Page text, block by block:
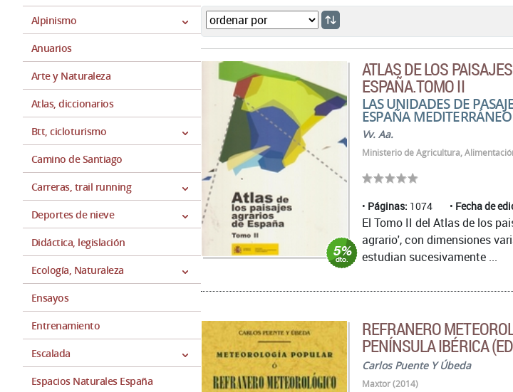
Alpinismo
Anuarios
Arte y Naturaleza
Atlas, diccionarios
Btt, cicloturismo
Camino de Santiago
Carreras, trail running
Deportes de nieve
Didáctica, legislación
Ecología, Naturaleza
Ensayos
Entrenamiento
Escalada
Espacios Naturales España
ATLAS DE LOS
ESPAÑA.TOMO II
LAS UNIDADES DE
ESPAÑA MEDITERRÁNEO
Vv. Aa.
Ministerio de Agricultura,
Páginas: 1074 Fecha de
El Tomo II del Atlas de los
agrario', con dimensiones
estudian sucesivamente ...
REFRANERO
PENÍNSULA IBÉRICA
Carlos Puente Y Úbeda
Maxtor (2014)